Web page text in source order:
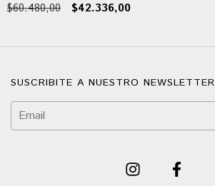
$60.480,00 $42.336,00
SUSCRIBITE A NUESTRO NEWSLETTER